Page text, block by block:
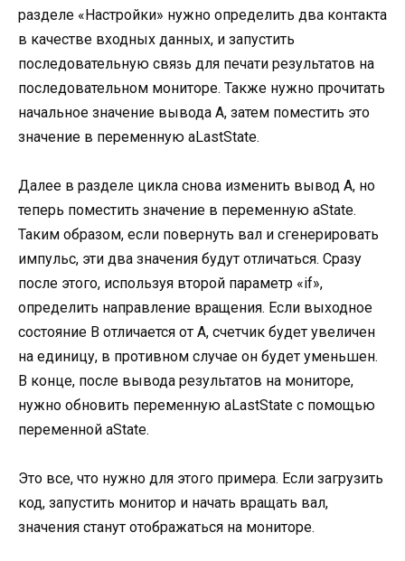
разделе «Настройки» нужно определить два контакта
в качестве входных данных, и запустить
последовательную связь для печати результатов на
последовательном мониторе. Также нужно прочитать
начальное значение вывода A, затем поместить это
значение в переменную aLastState.
Далее в разделе цикла снова изменить вывод A, но
теперь поместить значение в переменную aState.
Таким образом, если повернуть вал и сгенерировать
импульс, эти два значения будут отличаться. Сразу
после этого, используя второй параметр «if»,
определить направление вращения. Если выходное
состояние B отличается от A, счетчик будет увеличен
на единицу, в противном случае он будет уменьшен.
В конце, после вывода результатов на мониторе,
нужно обновить переменную aLastState с помощью
переменной aState.
Это все, что нужно для этого примера. Если загрузить
код, запустить монитор и начать вращать вал,
значения станут отображаться на мониторе.